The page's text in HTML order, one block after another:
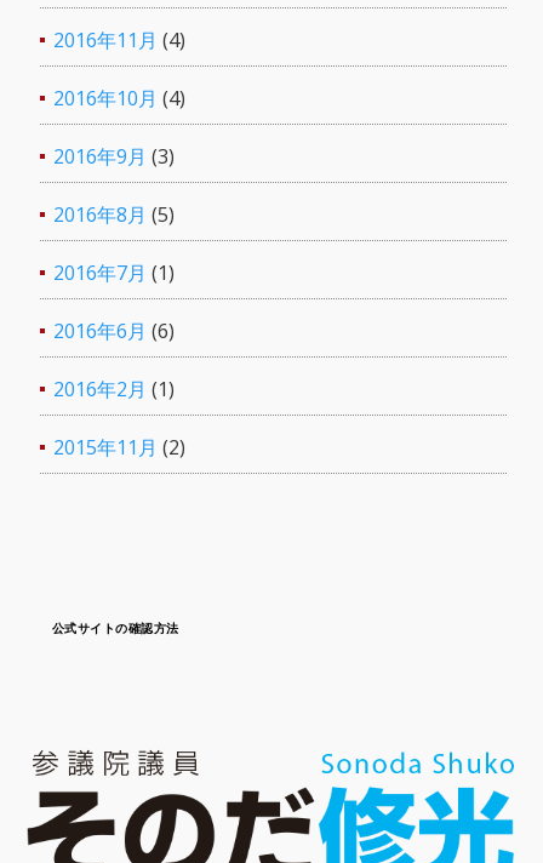
2016年11月 (4)
2016年10月 (4)
2016年9月 (3)
2016年8月 (5)
2016年7月 (1)
2016年6月 (6)
2016年2月 (1)
2015年11月 (2)
公式サイトの確認方法